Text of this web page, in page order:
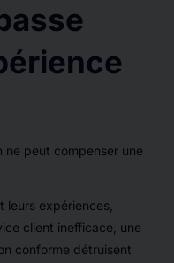
peut compenser une
leurs expériences,
client inefficace, une
conforme détruisent